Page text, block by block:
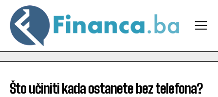
Što učiniti kada ostanete bez telefona?